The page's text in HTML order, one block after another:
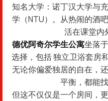
知名大学：诺丁汉大学与
学（NTU）。从热闹的酒
活在课堂内
德优阿奇尔学生公寓坐落
选择，包括 独立卫浴套房
无论你偏爱独居的自在，
平衡，都能
但这不仅仅是一个房间，